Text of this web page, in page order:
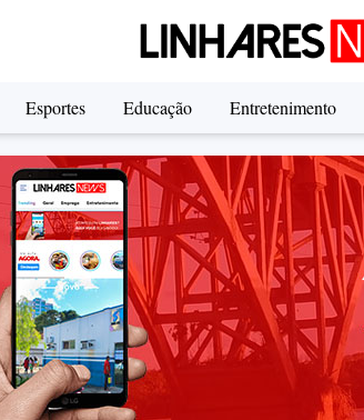
Esportes Educação Entretenimento